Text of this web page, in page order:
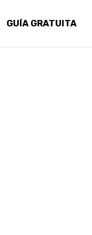
GUÍA GRATUITA